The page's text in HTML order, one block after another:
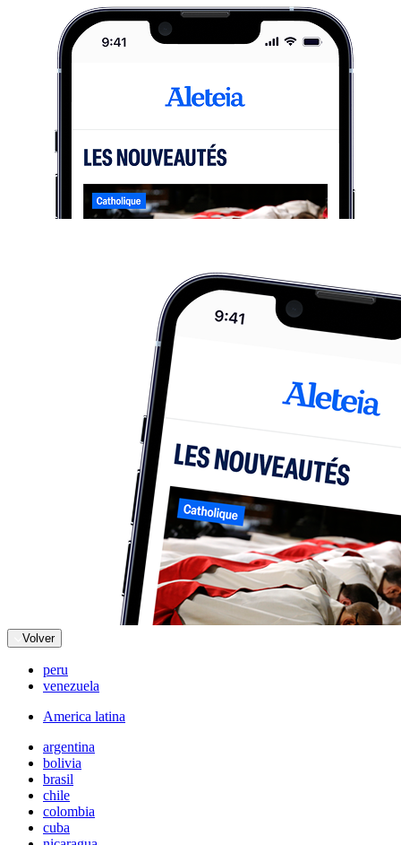
Volver
peru
venezuela
America latina
argentina
bolivia
brasil
chile
colombia
cuba